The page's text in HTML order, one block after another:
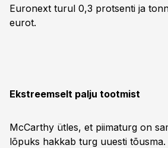
Euronext turul 0,3 protsenti ja
eurot.
Ekstreemselt palju tootmist
McCarthy ütles, et piimaturg on
lõpuks hakkab turg uuesti tõusma.